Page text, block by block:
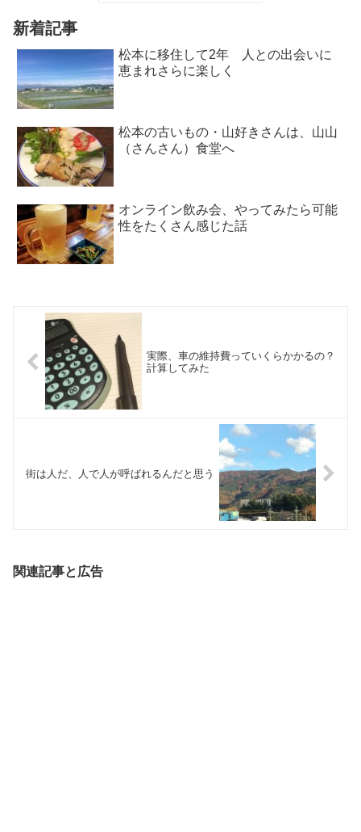
新着記事
松本に移住して2年 人との出会いに
恵まれさらに楽しく
松本の古いもの・山好きさんは、山山
（さんさん）食堂へ
オンライン飲み会、やってみたら可能
性をたくさん感じた話
実際、車の維持費っていくらかかるの？
計算してみた
街は人だ、人で人が呼ばれるんだと思う
関連記事と広告